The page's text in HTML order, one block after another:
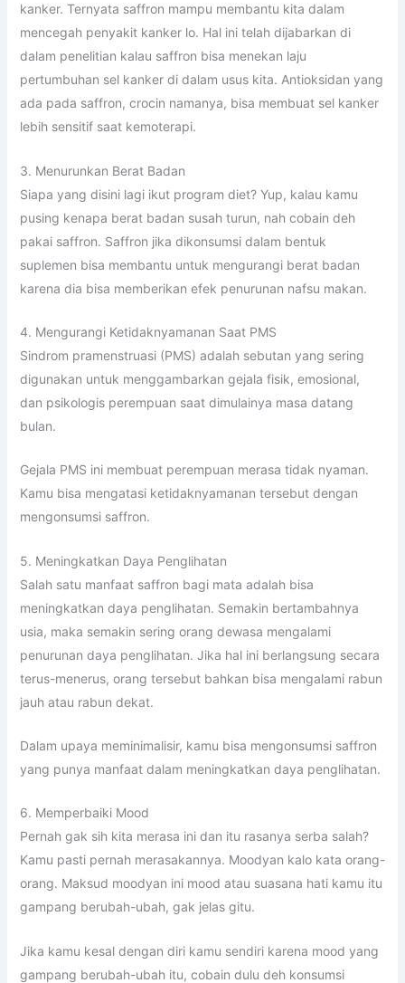
kanker. Ternyata saffron mampu membantu kita dalam
mencegah penyakit kanker lo. Hal ini telah dijabarkan di
dalam penelitian kalau saffron bisa menekan laju
pertumbuhan sel kanker di dalam usus kita. Antioksidan yang
ada pada saffron, crocin namanya, bisa membuat sel kanker
lebih sensitif saat kemoterapi.
3. Menurunkan Berat Badan
Siapa yang disini lagi ikut program diet? Yup, kalau kamu
pusing kenapa berat badan susah turun, nah cobain deh
pakai saffron. Saffron jika dikonsumsi dalam bentuk
suplemen bisa membantu untuk mengurangi berat badan
karena dia bisa memberikan efek penurunan nafsu makan.
4. Mengurangi Ketidaknyamanan Saat PMS
Sindrom pramenstruasi (PMS) adalah sebutan yang sering
digunakan untuk menggambarkan gejala fisik, emosional,
dan psikologis perempuan saat dimulainya masa datang
bulan.
Gejala PMS ini membuat perempuan merasa tidak nyaman.
Kamu bisa mengatasi ketidaknyamanan tersebut dengan
mengonsumsi saffron.
5. Meningkatkan Daya Penglihatan
Salah satu manfaat saffron bagi mata adalah bisa
meningkatkan daya penglihatan. Semakin bertambahnya
usia, maka semakin sering orang dewasa mengalami
penurunan daya penglihatan. Jika hal ini berlangsung secara
terus-menerus, orang tersebut bahkan bisa mengalami rabun
jauh atau rabun dekat.
Dalam upaya meminimalisir, kamu bisa mengonsumsi saffron
yang punya manfaat dalam meningkatkan daya penglihatan.
6. Memperbaiki Mood
Pernah gak sih kita merasa ini dan itu rasanya serba salah?
Kamu pasti pernah merasakannya. Moodyan kalo kata orang-
orang. Maksud moodyan ini mood atau suasana hati kamu itu
gampang berubah-ubah, gak jelas gitu.
Jika kamu kesal dengan diri kamu sendiri karena mood yang
gampang berubah-ubah itu, cobain dulu deh konsumsi